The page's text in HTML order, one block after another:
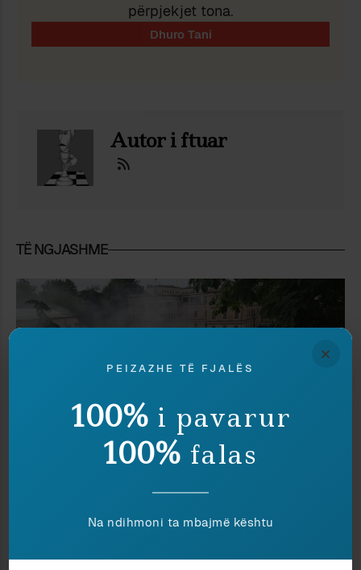
përpjekjet tona.
Autor i ftuar
TË NGJASHME
Elsa Demo
×
PEIZAZHE TË FJALËS
100% i pavarur
100% falas
Na ndihmoni ta mbajmë kështu